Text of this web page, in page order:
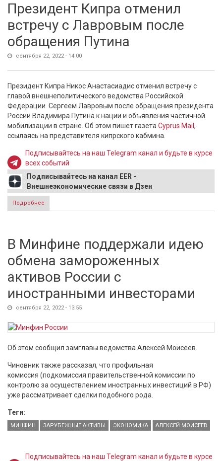
Президент Кипра отменил
встречу с Лавровым после
обращения Путина
сентября 22, 2022 - 14:00
Президент Кипра Никос Анастасиадис отменил встречу с
главой внешнеполитического ведомства Российской
Федерации Сергеем Лавровым после обращения президента
России Владимира Путина к нации и объявления частичной
мобилизации в стране. Об этом пишет газета Cyprus Mail ,
ссылаясь на представителя кипрского кабмина.
Подписывайтесь на наш Telegram канал и будьте в курсе
всех событий
Подписывайтесь на канал EER -
Внешнеэкономические связи в Дзен
Подробнее
обращения Путина
В Минфине поддержали идею
обмена замороженных
активов России с
иностранными инвесторами
сентября 22, 2022 - 13:55
Об этом сообщил замглавы ведомства Алексей Моисеев.
Чиновник также рассказал, что профильная
комиссия (подкомиссия правительственной комиссии по
контролю за осуществлением иностранных инвестиций в РФ)
уже рассматривает сделки подобного рода.
Теги:
МИНФИН ЗАРУБЕЖНЫЕ АКТИВЫ ЭКОНОМИКА АЛЕКСЕЙ МОИСЕЕВ
Подписывайтесь на наш Telegram канал и будьте в курсе